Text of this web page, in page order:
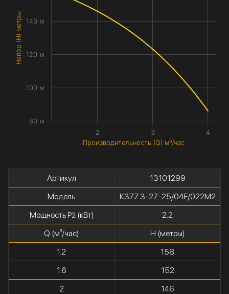
Производительность (Q) м³/час
Напор (H) метры
2 3 4
80 м
100 м
120 м
140 м
Артикул
13101299
Модель
К377 3-27-25/04Е/022М2
Мощность P2(кВт)
2.2
Q (м³/час)
H (метры)
1.2
158
1.6
152
2
146